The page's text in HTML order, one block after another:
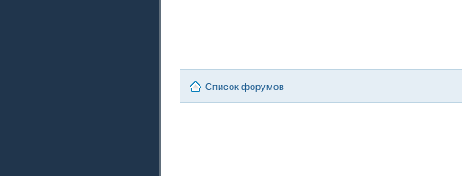
Список форумов